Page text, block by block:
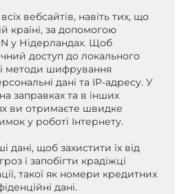
вебсайтів, навіть тих, що
країні, за допомогою
у Нідерландах. Щоб
доступ до локального
методи шифрування
дані та IP-адресу. У
заправках та в інших
ви отримаєте швидке
у роботі Інтернету.
дані, щоб захистити їх від
і запобігти крадіжці
такої як номери кредитних
дані.